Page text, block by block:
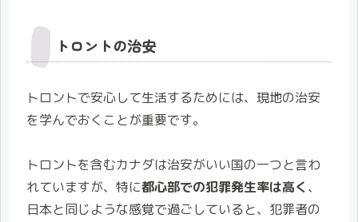
トロントの治安
トロントで安心して生活するためには、現地の治安
を学んでおくことが重要です。
トロントを含むカナダは治安がいい国の一つと言わ
れていますが、特に都心部での犯罪発生率は高く 、
日本と同じような感覚で過ごしていると、犯罪者の